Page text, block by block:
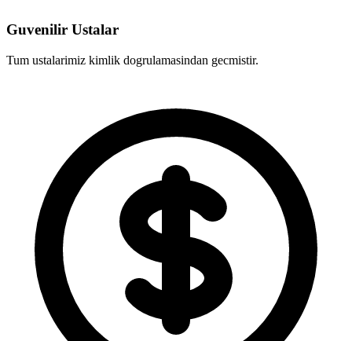
Guvenilir Ustalar
Tum ustalarimiz kimlik dogrulamasindan gecmistir.